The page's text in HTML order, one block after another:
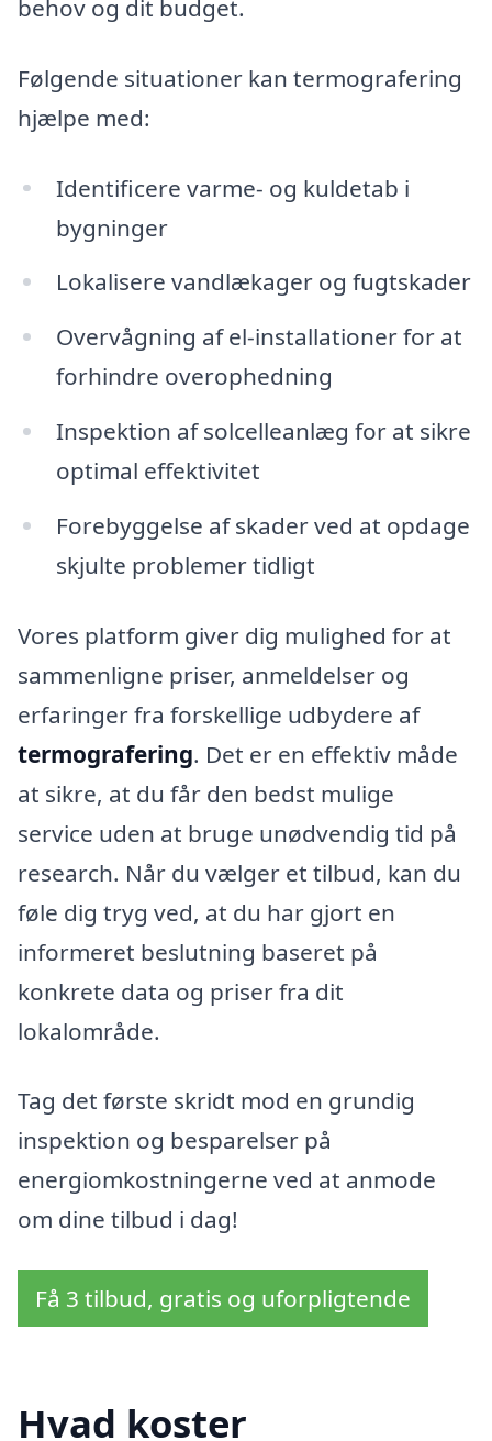
behov og dit budget.
Følgende situationer kan termografering
hjælpe med:
Identificere varme- og kuldetab i
bygninger
Lokalisere vandlækager og fugtskader
Overvågning af el-installationer for at
forhindre overophedning
Inspektion af solcelleanlæg for at sikre
optimal effektivitet
Forebyggelse af skader ved at opdage
skjulte problemer tidligt
Vores platform giver dig mulighed for at
sammenligne priser, anmeldelser og
erfaringer fra forskellige udbydere af
termografering. Det er en effektiv måde
at sikre, at du får den bedst mulige
service uden at bruge unødvendig tid på
research. Når du vælger et tilbud, kan du
føle dig tryg ved, at du har gjort en
informeret beslutning baseret på
konkrete data og priser fra dit
lokalområde.
Tag det første skridt mod en grundig
inspektion og besparelser på
energiomkostningerne ved at anmode
om dine tilbud i dag!
Få 3 tilbud, gratis og uforpligtende
Hvad koster